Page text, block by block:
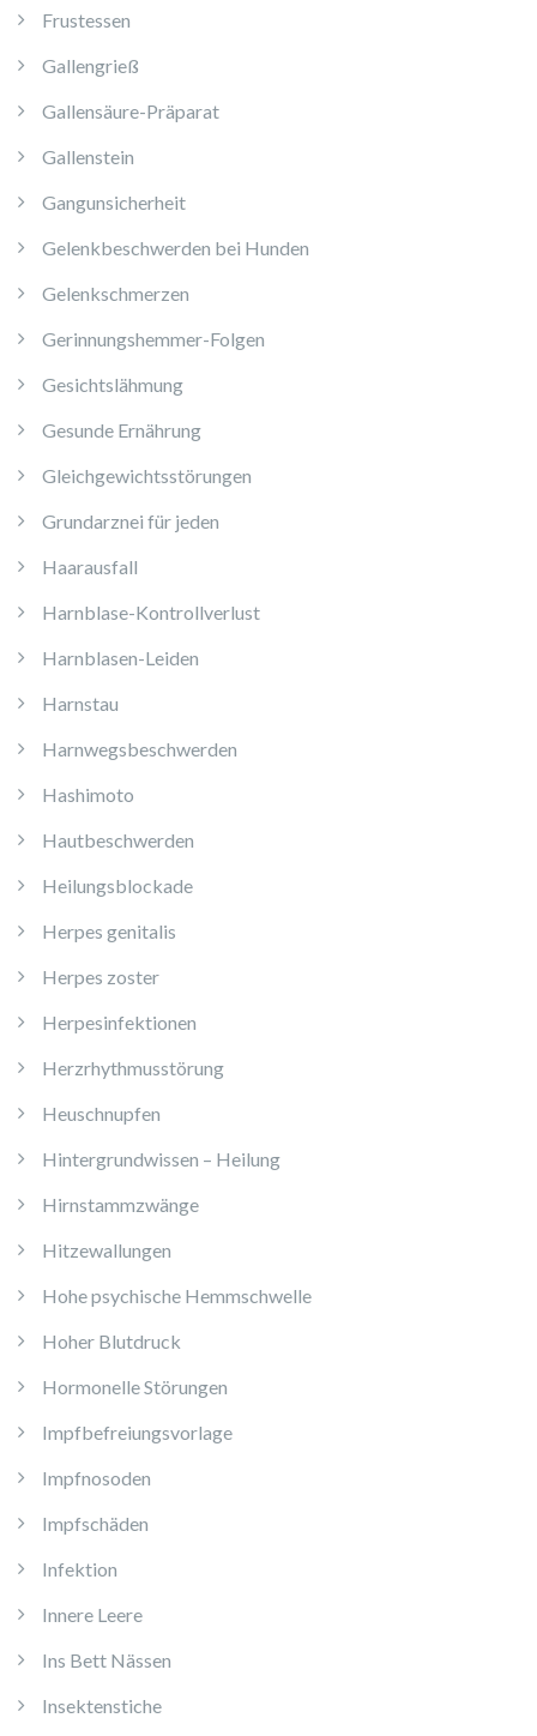
Frustessen
Gallengrieß
Gallensäure-Präparat
Gallenstein
Gangunsicherheit
Gelenkbeschwerden bei Hunden
Gelenkschmerzen
Gerinnungshemmer-Folgen
Gesichtslähmung
Gesunde Ernährung
Gleichgewichtsstörungen
Grundarznei für jeden
Haarausfall
Harnblase-Kontrollverlust
Harnblasen-Leiden
Harnstau
Harnwegsbeschwerden
Hashimoto
Hautbeschwerden
Heilungsblockade
Herpes genitalis
Herpes zoster
Herpesinfektionen
Herzrhythmusstörung
Heuschnupfen
Hintergrundwissen – Heilung
Hirnstammzwänge
Hitzewallungen
Hohe psychische Hemmschwelle
Hoher Blutdruck
Hormonelle Störungen
Impfbefreiungsvorlage
Impfnosoden
Impfschäden
Infektion
Innere Leere
Ins Bett Nässen
Insektenstiche